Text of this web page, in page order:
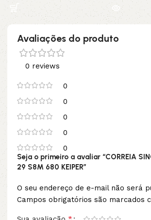
Avaliações do produto
0 reviews
0
0
0
0
0
Seja o primeiro a avaliar “CORREIA
29 S8M 680 KEIPER”
O seu endereço de e-mail não será
Campos obrigatórios são marcados